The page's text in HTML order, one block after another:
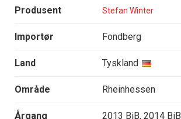
Produsent Stefan Winter
Importør Fondberg
Land Tyskland
Område Rheinhessen
Årgang 2013 BiB, 2014 BiB